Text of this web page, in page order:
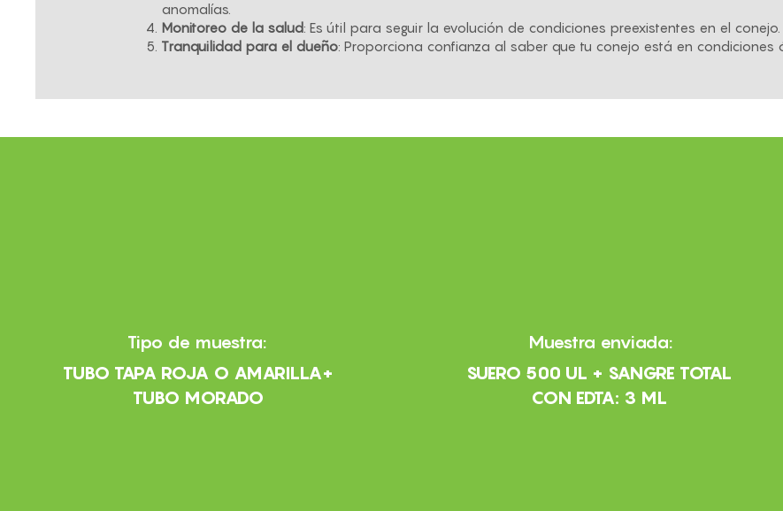
anomalías.
Monitoreo de la salud: Es útil para seguir la evolución de condiciones preexistentes en el conejo.
Tranquilidad para el dueño: Proporciona confianza al saber que tu conejo está en condiciones
Tipo de muestra:
TUBO TAPA ROJA O AMARILLA+
TUBO MORADO
Muestra enviada:
SUERO 500 UL + SANGRE TOTAL
CON EDTA: 3 ML